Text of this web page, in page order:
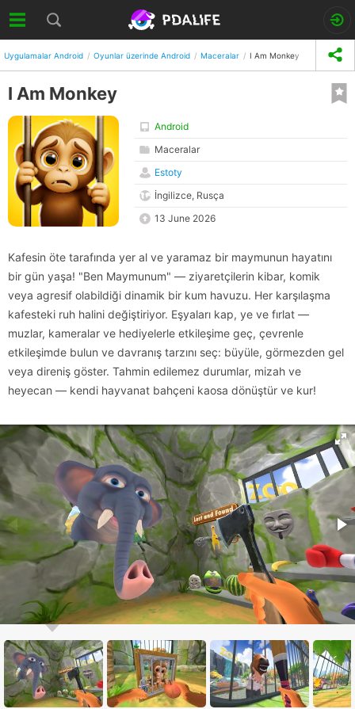
Uygulamalar Android Oyunlar üzerinde Android Maceralar I Am Monkey
I Am Monkey
Android
Maceralar
Estoty
İngilizce, Rusça
13 June 2026
Kafesin öte tarafında yer al ve yaramaz bir maymunun hayatını
bir gün yaşa! "Ben Maymunum" — ziyaretçilerin kibar, komik
veya agresif olabildiği dinamik bir kum havuzu. Her karşılaşma
kafesteki ruh halini değiştiriyor. Eşyaları kap, ye ve fırlat —
muzlar, kameralar ve hediyelerle etkileşime geç, çevrenle
etkileşimde bulun ve davranış tarzını seç: büyüle, görmezden gel
veya direniş göster. Tahmin edilemez durumlar, mizah ve
heyecan — kendi hayvanat bahçeni kaosa dönüştür ve kur!